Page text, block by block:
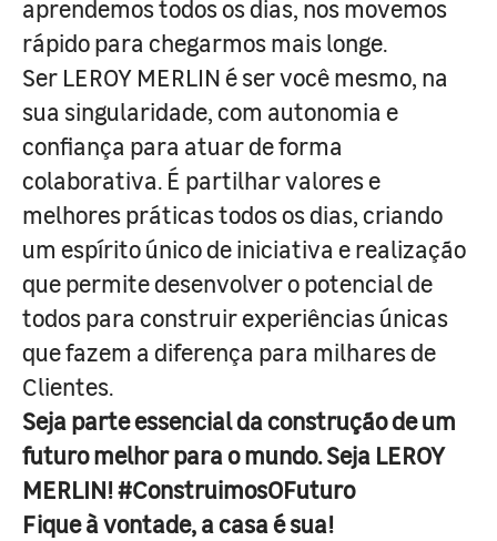
aprendemos todos os dias, nos movemos
rápido para chegarmos mais longe.
Ser LEROY MERLIN é ser você mesmo, na
sua singularidade, com autonomia e
confiança para atuar de forma
colaborativa. É partilhar valores e
melhores práticas todos os dias, criando
um espírito único de iniciativa e realização
que permite desenvolver o potencial de
todos para construir experiências únicas
que fazem a diferença para milhares de
Clientes.
Seja parte essencial da construção de um
futuro melhor para o mundo. Seja LEROY
MERLIN! #ConstruimosOFuturo
Fique à vontade, a casa é sua!